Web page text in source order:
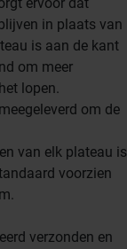
in plaats van
is aan de kant
om meer
lopen.
om de
van elk plateau is
voorzien
verzonden en